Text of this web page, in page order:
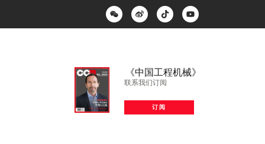
《中国工程机械》
联系我们订阅
订阅